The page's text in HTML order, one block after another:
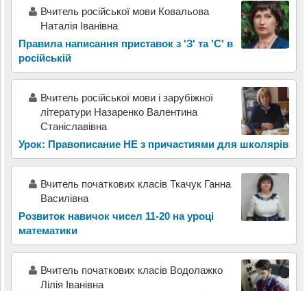
Вчитель російської мови Ковальова
Наталія Іванівна
Правила написання приставок з 'З' та 'С' в
російській
Вчитель російської мови і зарубіжної
літератури Назаренко Валентина
Станіславівна
Урок: Правописание НЕ з причастиями для школярів
Вчитель початкових класів Ткачук Ганна
Василівна
Розвиток навичок чисел 11-20 на уроці
математики
Вчитель початкових класів Водолажко
Лілія Іванівна